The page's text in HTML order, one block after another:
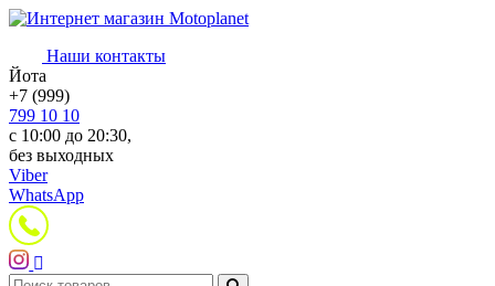
Наши контакты
Йота
+7 (999)
799 10 10
с 10:00 до 20:30,
без выходных
Viber
WhatsApp